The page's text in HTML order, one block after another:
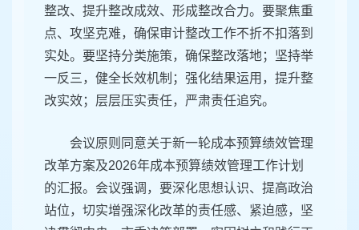
整改、提升整改成效、形成整改合力。要聚焦重
点、攻坚克难，确保审计整改工作不折不扣落到
实处。要坚持分类施策，确保整改落地；坚持举
一反三，健全长效机制；强化结果运用，提升整
改实效；层层压实责任，严肃责任追究。
会议原则同意关于新一轮成本预算绩效管理
改革方案及2026年成本预算绩效管理工作计划
的汇报。会议强调，要深化思想认识、提高政治
站位，切实增强深化改革的责任感、紧迫感，坚